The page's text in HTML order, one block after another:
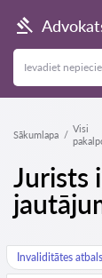
Sākumlapa
Visi
Jurists
Invaliditātes